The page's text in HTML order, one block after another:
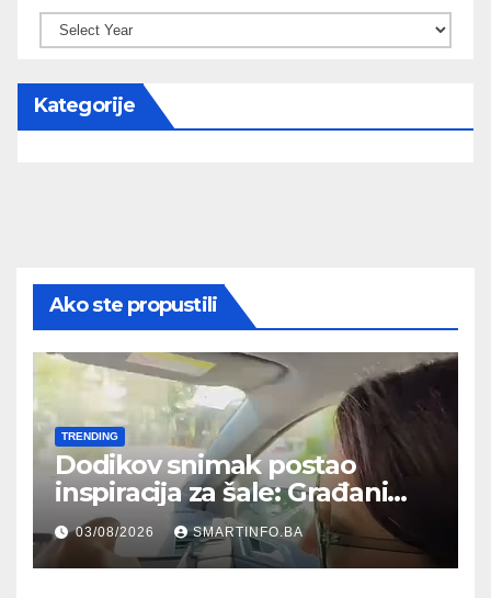
Kategorije
Ako ste propustili
TRENDING
Dodikov snimak postao
inspiracija za šale: Građani
kroz parodiju poslali poruku
03/08/2026 SMARTINFO.BA